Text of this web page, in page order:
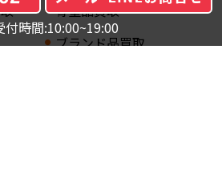
付時間:10:00~19:00
骨董品買取
ブランド品買取